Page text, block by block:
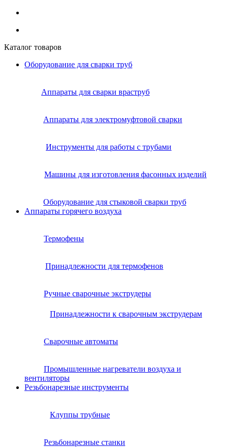
Каталог товаров
Оборудование для сварки труб
Аппараты для сварки враструб
Аппараты для электромуфтовой сварки
Инструменты для работы с трубами
Машины для изготовления фасонных изделий
Оборудование для стыковой сварки труб
Аппараты горячего воздуха
Термофены
Принадлежности для термофенов
Ручные сварочные экструдеры
Принадлежности к сварочным экструдерам
Сварочные автоматы
Промышленные нагреватели воздуха и
вентиляторы
Резьбонарезные инструменты
Клуппы трубные
Резьбонарезные станки